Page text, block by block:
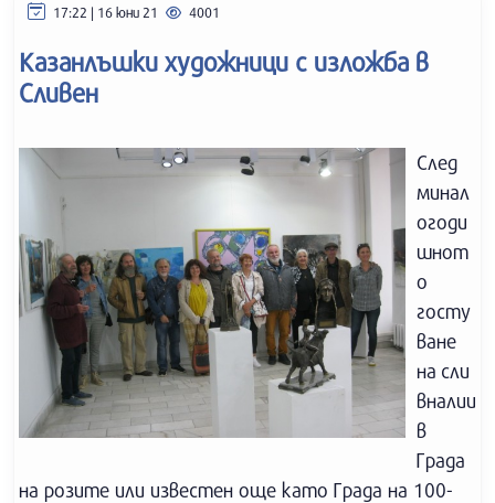
17:22 | 16 юни 21 4001
Казанлъшки художници с изложба в
Сливен
След
минал
огоди
шнот
о
госту
ване
на сли
вналии
в
Града
на розите или известен още като Града на 100-